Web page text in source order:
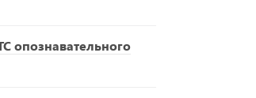
опознавательного